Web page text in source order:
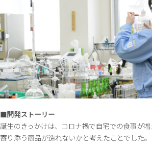
■開発ストーリー
誕生のきっかけは、コロナ禍で自宅での食事が
寄り添う商品が造れないかと考えたことでした。